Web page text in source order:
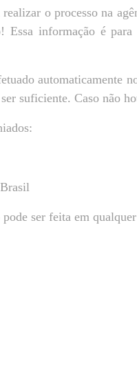
o processo na
Essa informação é
automaticamente
suficiente. Caso não
ser feita em